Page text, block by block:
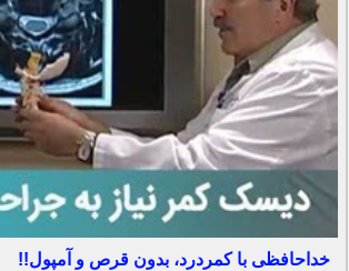
خداحافظی با کمردرد، بدون قرص و آمپول!!